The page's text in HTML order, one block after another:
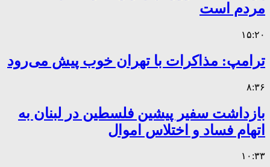
مردم است
۱۵:۲۰
ترامپ: مذاکرات با تهران خوب پیش می‌رود
۸:۳۶
بازداشت سفیر پیشین فلسطین در لبنان به
اتهام فساد و اختلاس اموال
۱۰:۳۳